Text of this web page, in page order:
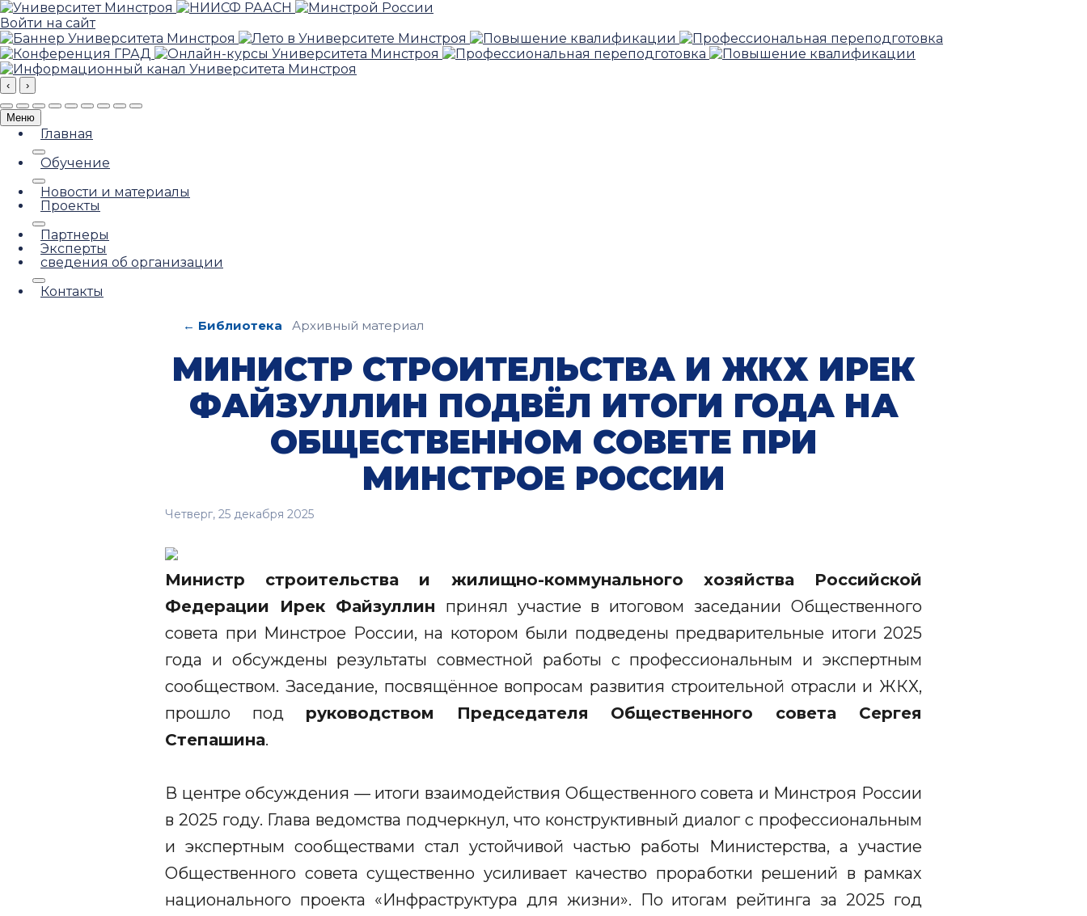
Войти на сайт
‹ ›
Меню
Главная
Обучение
Новости и материалы
Проекты
Партнеры
Эксперты
сведения об организации
Контакты
← Библиотека Архивный материал
МИНИСТР СТРОИТЕЛЬСТВА И ЖКХ ИРЕК
ФАЙЗУЛЛИН ПОДВЁЛ ИТОГИ ГОДА НА
ОБЩЕСТВЕННОМ СОВЕТЕ ПРИ
МИНСТРОЕ РОССИИ
Четверг, 25 декабря 2025
Министр строительства и жилищно-коммунального хозяйства Российской
Федерации Ирек Файзуллин принял участие в итоговом заседании Общественного
совета при Минстрое России, на котором были подведены предварительные итоги 2025
года и обсуждены результаты совместной работы с профессиональным и экспертным
сообществом. Заседание, посвящённое вопросам развития строительной отрасли и ЖКХ,
прошло под руководством Председателя Общественного совета Сергея
Степашина.
В центре обсуждения — итоги взаимодействия Общественного совета и Минстроя России
в 2025 году. Глава ведомства подчеркнул, что конструктивный диалог с профессиональным
и экспертным сообществами стал устойчивой частью работы Министерства, а участие
Общественного совета существенно усиливает качество проработки решений в рамках
национального проекта «Инфраструктура для жизни». По итогам рейтинга за 2025 год